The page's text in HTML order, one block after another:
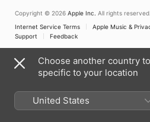
Copyright © 2026 Apple Inc. All rights reserved.
Internet Service Terms
Apple Music &
Support
Feedback
Choose another country
specific to your location
United States